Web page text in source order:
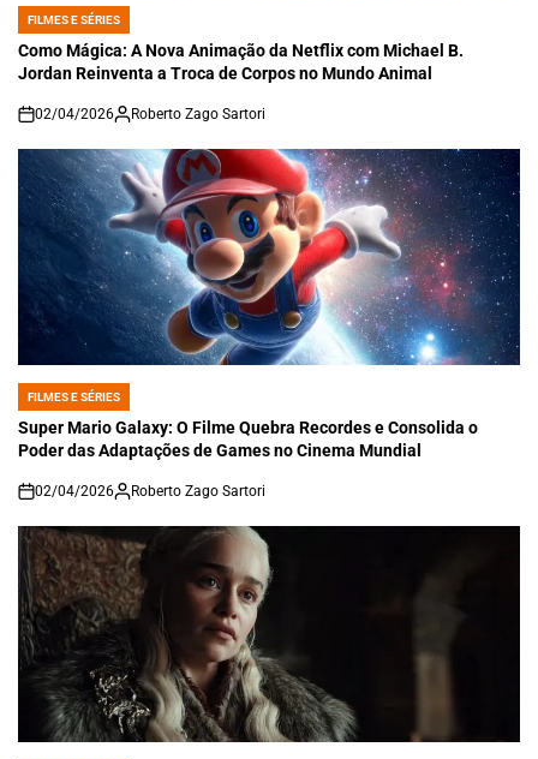
POSTED
IN
FILMES E SÉRIES
Como Mágica: A Nova Animação da Netflix com Michael B.
Jordan Reinventa a Troca de Corpos no Mundo Animal
on
02/04/2026 Roberto Zago Sartori
POSTED
IN
FILMES E SÉRIES
Super Mario Galaxy: O Filme Quebra Recordes e Consolida o
Poder das Adaptações de Games no Cinema Mundial
on
02/04/2026 Roberto Zago Sartori